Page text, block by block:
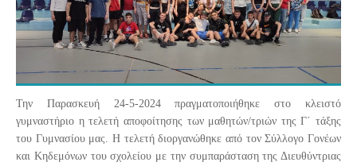
Την Παρασκευή 24-5-2024 πραγματοποιήθηκε στο κλειστό
γυμναστήριο η τελετή αποφοίτησης των μαθητών/τριών της Γ΄ τάξης
του Γυμνασίου μας. Η τελετή διοργανώθηκε από τον Σύλλογο Γονέων
και Κηδεμόνων του σχολείου με την συμπαράσταση της Διευθύντριας